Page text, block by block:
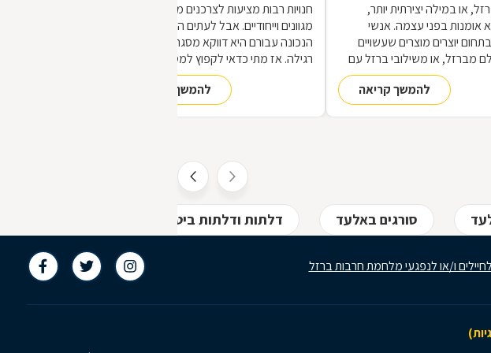
או במילה יצירתית יותר,
אומנות בפני עצמה. אנשי
יוצרים מוצרים שעשויים
מברזל, או משילובי ברזל עם
וזאת במגוון רחב של
מוצרי נוי, סורגים, שערים
על אף היותו חומר גס ומחוספס,
להמשך קריאה
חנויות רבות מציעות לצרכנים מוצרי מתכת
מגוונים וייחודיים. אבל לעתים הכתובת
הנכונה עבורם היא דווקא מסגריה ולא חנות
רגילה. אז מתי כדאי לקפוץ למסגריה ומה
הופך אותה לראויה?
להמשך קריאה
סורגים באלעד דלתות ודלתות ביטחון באלעד
ו/או לנפגעי מלחמת חרבות ברזל